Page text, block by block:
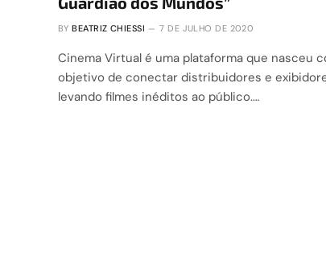
BY BEATRIZ CHIESSI 7 DE JULHO DE 2020
Cinema Virtual é uma plataforma que nasceu
objetivo de conectar distribuidores e
levando filmes inéditos ao público.…